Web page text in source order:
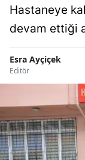
Hastaneye
devam ettiği
Esra Ayçiçek
Editör